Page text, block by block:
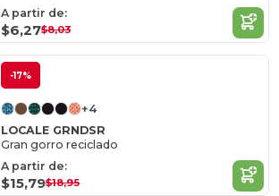
A partir de:
$6,27$8,03
-17%
+4
LOCALE GRNDSR
Gran gorro reciclado
A partir de:
$15,79$18,95